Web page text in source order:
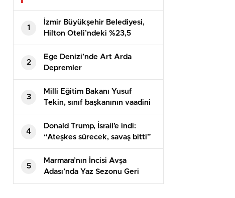
1
İzmir Büyükşehir Belediyesi,
Hilton Oteli’ndeki %23,5
Hissesini Satışa Çıkarıyor
2
Ege Denizi’nde Art Arda
Depremler
3
Milli Eğitim Bakanı Yusuf
Tekin, sınıf başkanının vaadini
yerine getirdi
4
Donald Trump, İsrail’e indi:
“Ateşkes sürecek, savaş bitti”
5
Marmara’nın İncisi Avşa
Adası’nda Yaz Sezonu Geri
Sayımı Başladı